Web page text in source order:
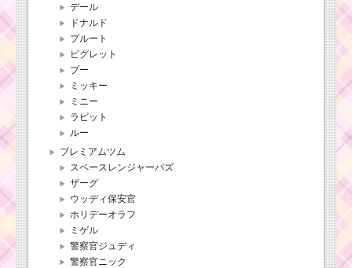
デール
ドナルド
プルート
ピグレット
プー
ミッキー
ミニー
ラビット
ルー
プレミアムツム
スペースレンジャーバズ
ザーグ
ウッディ保安官
ホリデーオラフ
ミゲル
警察官ジュディ
警察官ニック